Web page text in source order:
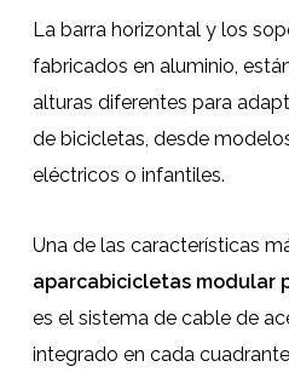
La barra horizontal y los
fabricados en aluminio,
alturas diferentes para
de bicicletas, desde
eléctricos o infantiles.
Una de las características
aparcabicicletas modular
es el sistema de cable de
integrado en cada